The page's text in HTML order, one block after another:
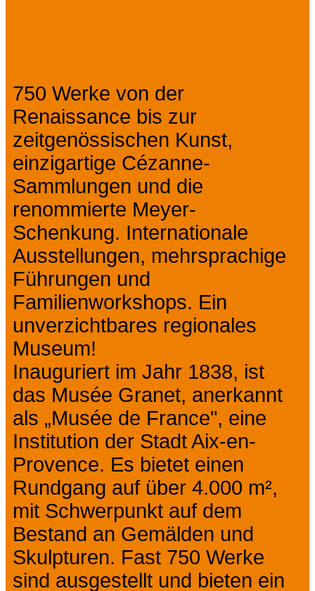
750 Werke von der
Renaissance bis zur
zeitgenössischen Kunst,
einzigartige Cézanne-
Sammlungen und die
renommierte Meyer-
Schenkung. Internationale
Ausstellungen, mehrsprachige
Führungen und
Familienworkshops. Ein
unverzichtbares regionales
Museum!
Inauguriert im Jahr 1838, ist
das Musée Granet, anerkannt
als „Musée de France", eine
Institution der Stadt Aix-en-
Provence. Es bietet einen
Rundgang auf über 4.000 m²,
mit Schwerpunkt auf dem
Bestand an Gemälden und
Skulpturen. Fast 750 Werke
sind ausgestellt und bieten ein